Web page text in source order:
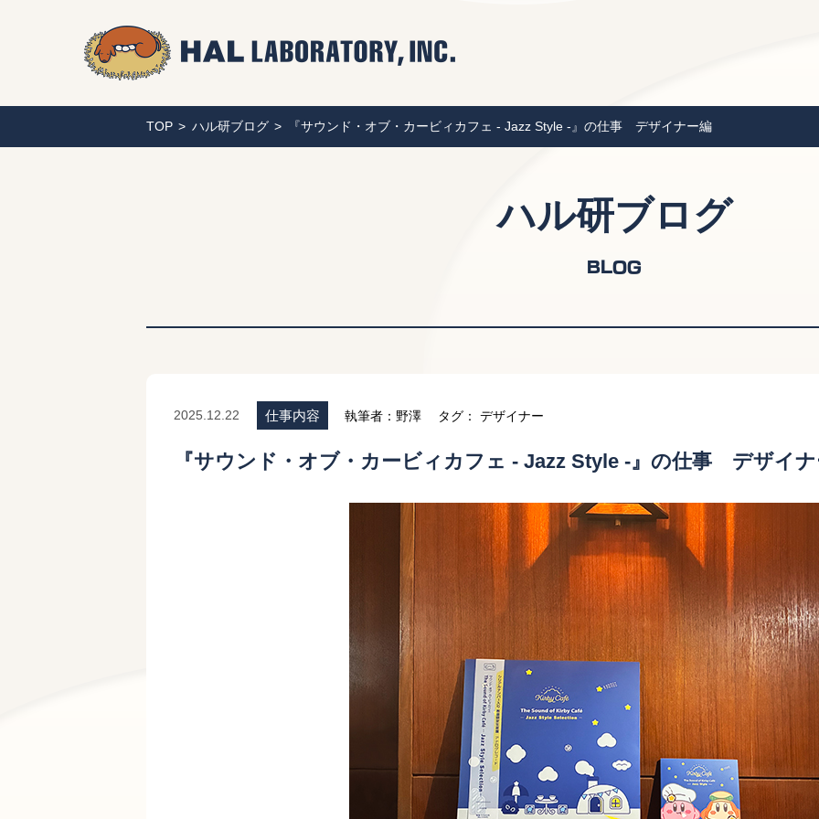
TOP ハル研ブログ 『サウンド・オブ・カービィカフェ - Jazz Style -』の仕事 デザイナー編
ハル研ブログ
BLOG
2025.12.22 仕事内容 執筆者：野澤 タグ： デザイナー
『サウンド・オブ・カービィカフェ - Jazz Style -』の仕事 デザイ